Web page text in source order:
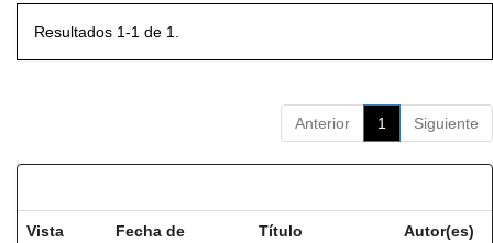
Resultados 1-1 de 1.
Anterior 1 Siguiente
Vista
Fecha de
Título Autor(es)